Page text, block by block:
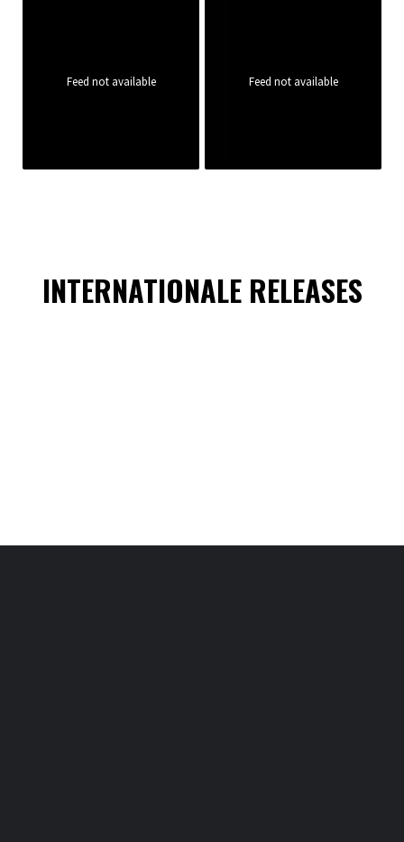
Feed not available Feed not available
INTERNATIONALE RELEASES